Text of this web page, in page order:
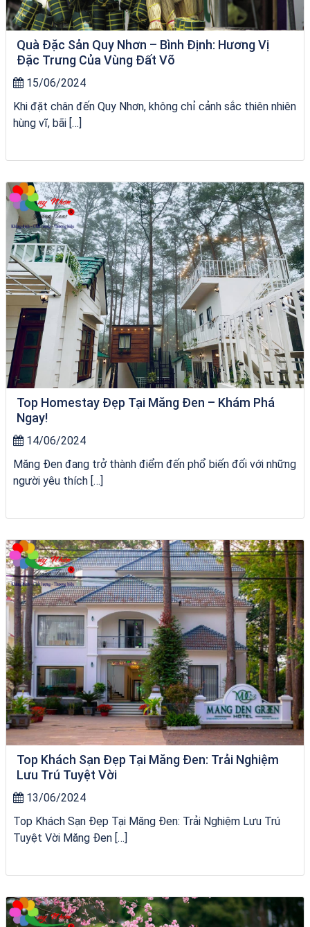
Quà Đặc Sản Quy Nhơn – Bình Định: Hương Vị
Đặc Trưng Của Vùng Đất Võ
15/06/2024
Khi đặt chân đến Quy Nhơn, không chỉ cảnh sắc thiên nhiên
hùng vĩ, bãi […]
Khách sạn Việt Nam Taste
Top Homestay Đẹp Tại Măng Đen – Khám Phá
Ngay!
14/06/2024
Măng Đen đang trở thành điểm đến phổ biến đối với những
người yêu thích […]
Khách sạn Việt Nam Taste
Top Khách Sạn Đẹp Tại Măng Đen: Trải Nghiệm
Lưu Trú Tuyệt Vời
13/06/2024
Top Khách Sạn Đẹp Tại Măng Đen: Trải Nghiệm Lưu Trú
Tuyệt Vời Măng Đen […]
Khách sạn Việt Nam Taste